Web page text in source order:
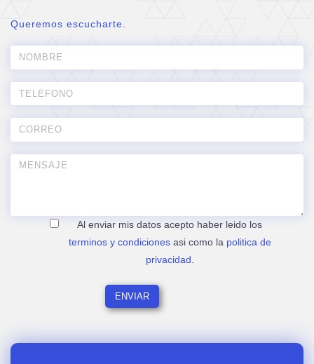
Queremos escucharte.
Al enviar mis datos acepto haber leido los
terminos y condicionesasi como la politica de
privacidad